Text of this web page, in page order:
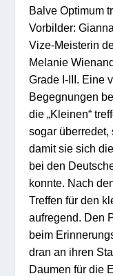
Balve Optimum
Vorbilder:
Vize-Meisterin
Melanie
Grade I-III. Eine
Begegnungen
die „Kleinen“
sogar überredet,
damit sie sich
bei den
konnte. Nach
Treffen für den
aufregend. Den
beim
dran an ihren
Daumen für die